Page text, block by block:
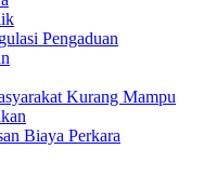
Pengaduan
Kurang Mampu
Biaya Perkara